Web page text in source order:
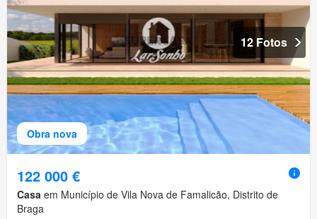
Obra nova
12 Fotos
122 000 €
Casa em Município de Vila Nova de Famalicão, Distrito de
Braga